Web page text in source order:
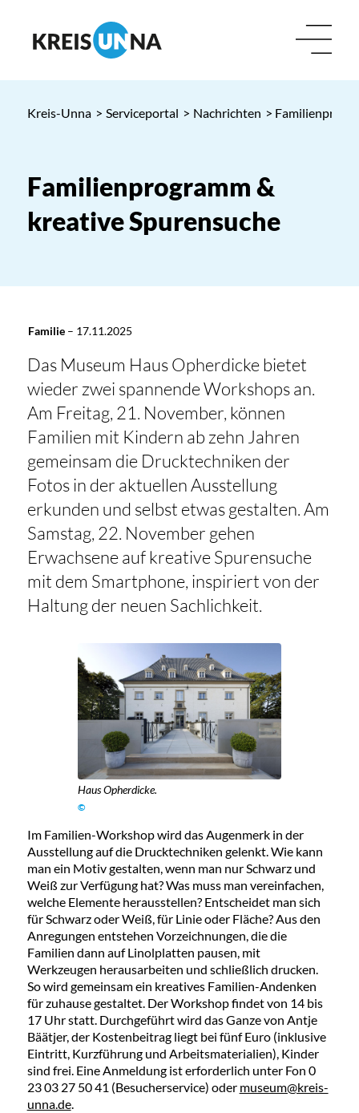
Kreis-Unna > Serviceportal > Nachrichten >
Familienprogramm &
kreative Spurensuche
Familie– 17.11.2025
Das Museum Haus Opherdicke bietet
wieder zwei spannende Workshops an.
Am Freitag, 21. November, können
Familien mit Kindern ab zehn Jahren
gemeinsam die Drucktechniken der
Fotos in der aktuellen Ausstellung
erkunden und selbst etwas gestalten. Am
Samstag, 22. November gehen
Erwachsene auf kreative Spurensuche
mit dem Smartphone, inspiriert von der
Haltung der neuen Sachlichkeit.
Haus Opherdicke.
©
Im Familien-Workshop wird das Augenmerk in der
Ausstellung auf die Drucktechniken gelenkt. Wie kann
man ein Motiv gestalten, wenn man nur Schwarz und
Weiß zur Verfügung hat? Was muss man vereinfachen,
welche Elemente herausstellen? Entscheidet man sich
für Schwarz oder Weiß, für Linie oder Fläche? Aus den
Anregungen entstehen Vorzeichnungen, die die
Familien dann auf Linolplatten pausen, mit
Werkzeugen herausarbeiten und schließlich drucken.
So wird gemeinsam ein kreatives Familien-Andenken
für zuhause gestaltet. Der Workshop findet von 14 bis
17 Uhr statt. Durchgeführt wird das Ganze von Antje
Bäätjer, der Kostenbeitrag liegt bei fünf Euro (inklusive
Eintritt, Kurzführung und Arbeitsmaterialien), Kinder
sind frei. Eine Anmeldung ist erforderlich unter Fon 0
23 03 27 50 41 (Besucherservice) oder museum@kreis-
unna.de.